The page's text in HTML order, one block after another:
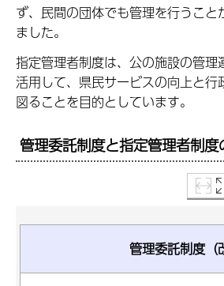
ず、民間の団体でも管理を行うこと
ました。
指定管理者制度は、公の施設の管理
活用して、県民サービスの向上と行
図ることを目的としています。
管理委託制度と指定管理者制度
管理委託制度（